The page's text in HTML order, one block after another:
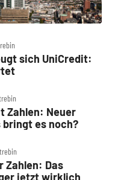
sich UniCredit:
Zahlen: Neuer
bringt es noch?
Zahlen: Das
jetzt wirklich